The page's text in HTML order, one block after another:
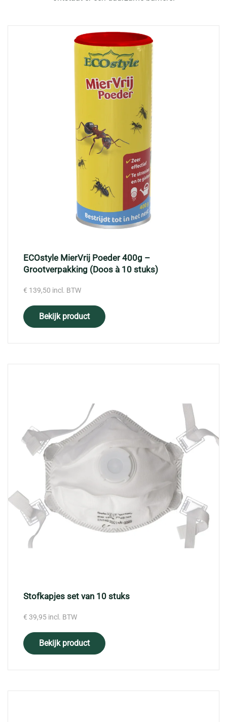
ECOstyle MierVrij Poeder 400g –
Grootverpakking (Doos à 10 stuks)
€ 139,50 incl. BTW
Bekijk product
Stofkapjes set van 10 stuks
€ 39,95 incl. BTW
Bekijk product